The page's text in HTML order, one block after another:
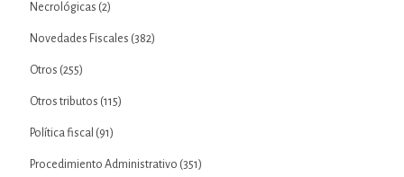
Necrológicas (2)
Novedades Fiscales (382)
Otros (255)
Otros tributos (115)
Política fiscal (91)
Procedimiento Administrativo (351)